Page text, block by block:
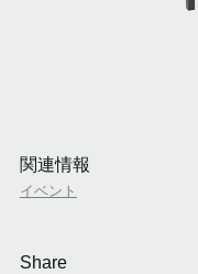
関連情報
イベント
Share